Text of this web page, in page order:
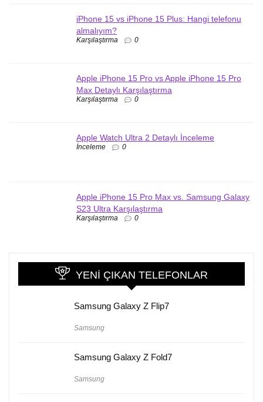
iPhone 15 vs iPhone 15 Plus: Hangi telefonu
almalıyım?
Karşılaştırma 0
Apple iPhone 15 Pro vs Apple iPhone 15 Pro
Max Detaylı Karşılaştırma
Karşılaştırma 0
Apple Watch Ultra 2 Detaylı İnceleme
İnceleme 0
Apple iPhone 15 Pro Max vs. Samsung Galaxy
S23 Ultra Karşılaştırma
Karşılaştırma 0
YENI ÇIKAN TELEFONLAR
Samsung Galaxy Z Flip7
Samsung
Samsung Galaxy Z Fold7
Samsung